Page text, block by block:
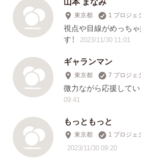
東京都 1 プロジェ
視点や目線がめっち
す！
2023/11/30 11:01
ギャランマン
東京都 7 プロジェ
微力ながら応援してい
09:41
もっともっと
東京都 1 プロジェ
2023/11/30 09:20